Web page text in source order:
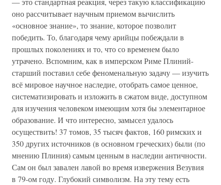
оно рассчитывает научным приемом вычислить
«основное знание», то знание, которое позволит
победить. То, благодаря чему арийцы побеждали в
прошлых поколениях и то, что со временем было
утрачено. Вспомним, как в имперском Риме Плиний-
старший поставил себе феноменальную задачу — изучить
всё мировое научное наследие, отобрать самое ценное,
систематизировать и изложить в сжатом виде, доступном
для изучения человеком имеющим хотя бы элементарное
образование. И что интересно, замысел удалось
осуществить! 37 томов, 35 тысяч фактов, 160 римских и
350 других источников (в основном греческих) были (по
мнению Плиния) самым ценным в наследии античности.
Сам он был завален лавой во время извержения Везувия
в 79-ом году. Глубокий символизм. На эту тему есть